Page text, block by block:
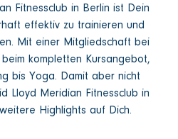
Fitnessclub in Berlin ist Dein
effektiv zu trainieren und
Mit einer Mitgliedschaft bei
kompletten Kursangebot,
bis Yoga. Damit aber nicht
Lloyd Meridian Fitnessclub in
Highlights auf Dich.